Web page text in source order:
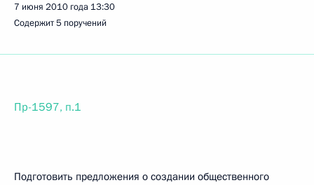
7 июня 2010 года 13:30
Содержит 5 поручений
Пр-1597, п.1
Подготовить предложения о создании общественного